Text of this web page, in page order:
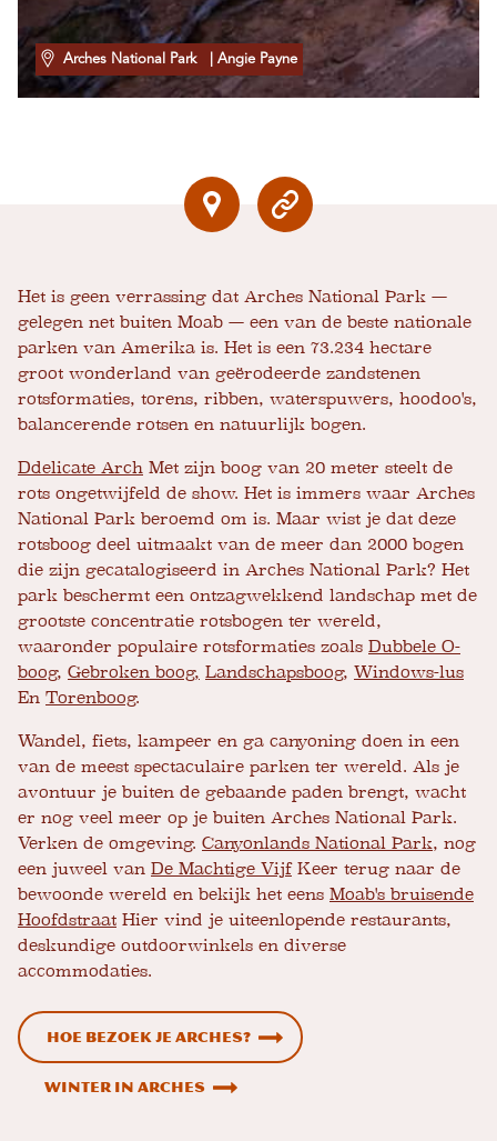
Arches National Park | Angie Payne
Het is geen verrassing dat Arches National Park —
gelegen net buiten Moab — een van de beste nationale
parken van Amerika is. Het is een 73.234 hectare
groot wonderland van geërodeerde zandstenen
rotsformaties, torens, ribben, waterspuwers, hoodoo's,
balancerende rotsen en natuurlijk bogen.
Ddelicate Arch Met zijn boog van 20 meter steelt de
rots ongetwijfeld de show. Het is immers waar Arches
National Park beroemd om is. Maar wist je dat deze
rotsboog deel uitmaakt van de meer dan 2000 bogen
die zijn gecatalogiseerd in Arches National Park? Het
park beschermt een ontzagwekkend landschap met de
grootste concentratie rotsbogen ter wereld,
waaronder populaire rotsformaties zoals Dubbele O-
boog, Gebroken boog, Landschapsboog, Windows-lus
En Torenboog.
Wandel, fiets, kampeer en ga canyoning doen in een
van de meest spectaculaire parken ter wereld. Als je
avontuur je buiten de gebaande paden brengt, wacht
er nog veel meer op je buiten Arches National Park.
Verken de omgeving. Canyonlands National Park, nog
een juweel van De Machtige VijfKeer terug naar de
bewoonde wereld en bekijk het eens Moab's bruisende
Hoofdstraat Hier vind je uiteenlopende restaurants,
deskundige outdoorwinkels en diverse
accommodaties.
Hoe bezoek je Arches?
Winter in Arches